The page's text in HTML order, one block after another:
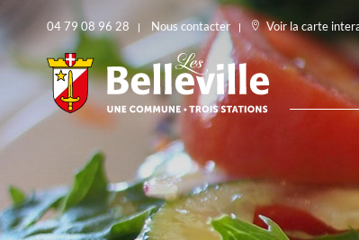
04 79 08 96 28 Nous contacter Voir la carte